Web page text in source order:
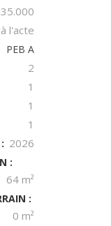
à l'acte
PEB A
2
1
1
1
2026
:
64 m²
:
0 m²